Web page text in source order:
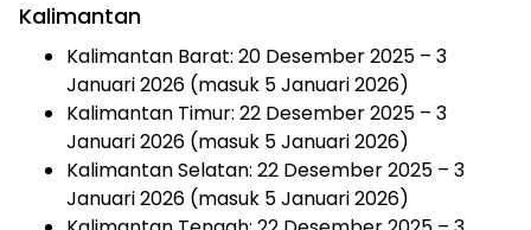
Kalimantan
Kalimantan Barat: 20 Desember 2025 – 3
Januari 2026 (masuk 5 Januari 2026)
Kalimantan Timur: 22 Desember 2025 – 3
Januari 2026 (masuk 5 Januari 2026)
Kalimantan Selatan: 22 Desember 2025 – 3
Januari 2026 (masuk 5 Januari 2026)